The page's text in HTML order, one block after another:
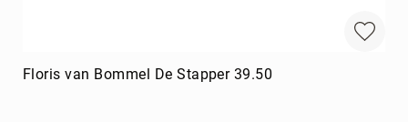
Floris van Bommel De Stapper 39.50